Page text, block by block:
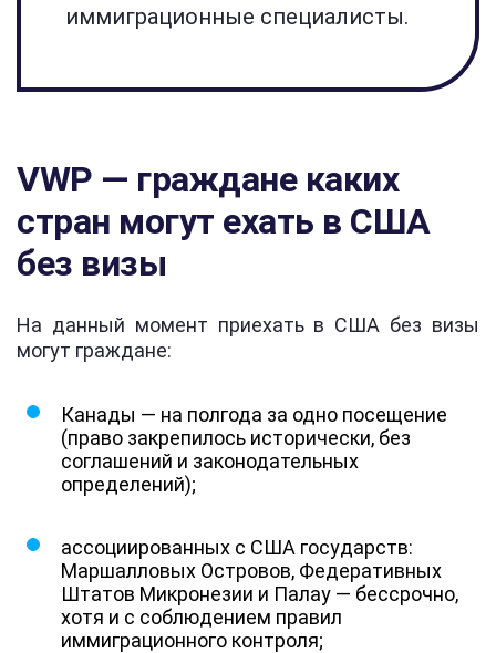
иммиграционные специалисты.
VWP — граждане каких
стран могут ехать в США
без визы
На данный момент приехать в США без визы
могут граждане:
Канады — на полгода за одно посещение
(право закрепилось исторически, без
соглашений и законодательных
определений);
ассоциированных с США государств:
Маршалловых Островов, Федеративных
Штатов Микронезии и Палау — бессрочно,
хотя и с соблюдением правил
иммиграционного контроля;